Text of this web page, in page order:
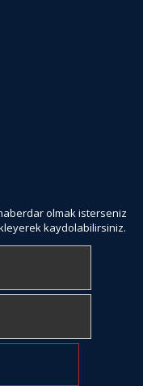
olmak isterseniz
kaydolabilirsiniz.